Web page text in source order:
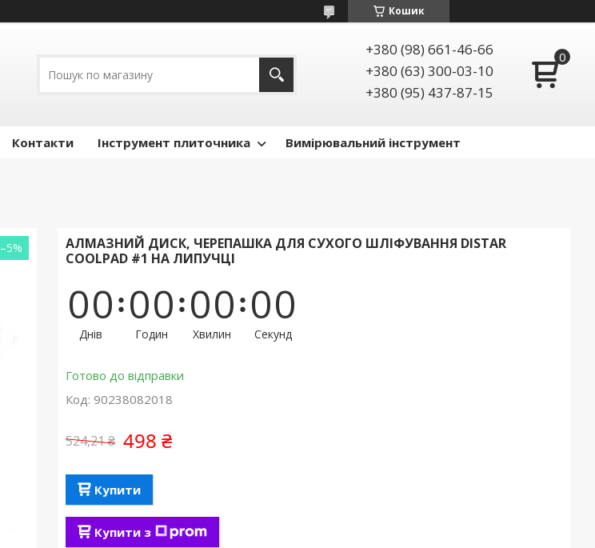
Кошик
+380 (98) 661-46-66
+380 (63) 300-03-10
+380 (95) 437-87-15
Контакти Інструмент плиточника Вимірювальний інструмент
–5%
АЛМАЗНИЙ ДИСК, ЧЕРЕПАШКА ДЛЯ СУХОГО ШЛІФУВАННЯ DISTAR
COOLPAD #1 НА ЛИПУЧЦІ
00
Днів
00
Годин
00
Хвилин
00
Секунд
Готово до відправки
Код: 90238082018
524,21 ₴ 498 ₴
Купити
Купити з